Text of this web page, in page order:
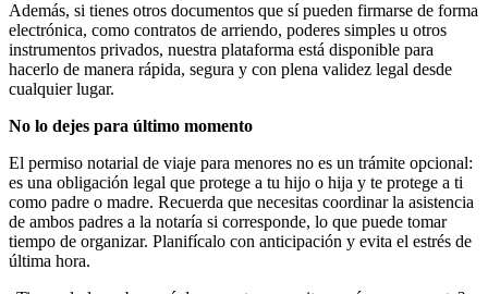
Además, si tienes otros documentos que sí pueden firmarse de forma
electrónica, como contratos de arriendo, poderes simples u otros
instrumentos privados, nuestra plataforma está disponible para
hacerlo de manera rápida, segura y con plena validez legal desde
cualquier lugar.
No lo dejes para último momento
El permiso notarial de viaje para menores no es un trámite opcional:
es una obligación legal que protege a tu hijo o hija y te protege a ti
como padre o madre. Recuerda que necesitas coordinar la asistencia
de ambos padres a la notaría si corresponde, lo que puede tomar
tiempo de organizar. Planifícalo con anticipación y evita el estrés de
última hora.